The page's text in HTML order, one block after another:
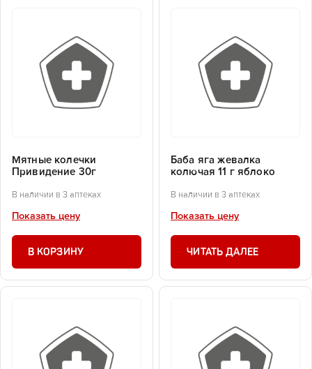
Мятные колечки
Привидение 30г
В наличии в 3 аптеках
Показать цену
В КОРЗИНУ
Баба яга жевалка
колючая 11 г яблоко
В наличии в 3 аптеках
Показать цену
ЧИТАТЬ ДАЛЕЕ